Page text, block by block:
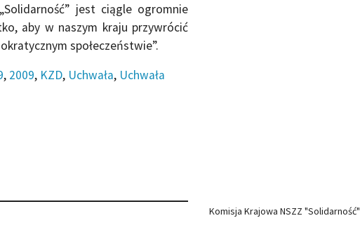
jest ciągle ogromnie
aby w naszym kraju przywrócić
społeczeństwie”.
, 2009, KZD, Uchwała, Uchwała
Komisja Krajowa NSZZ "Solidarność"